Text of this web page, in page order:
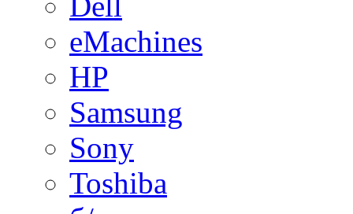
eMachines
HP
Samsung
Sony
Toshiba